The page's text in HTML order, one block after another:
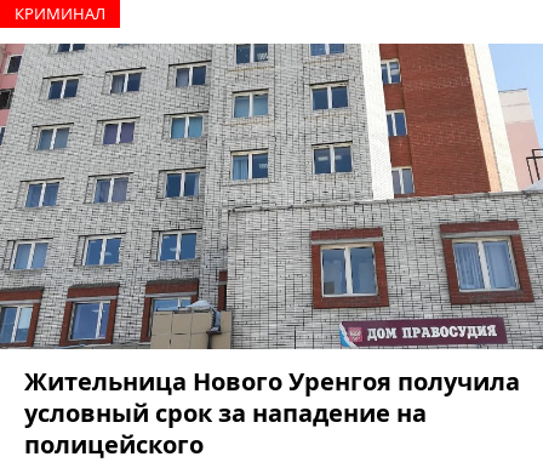
КРИМИНАЛ
Жительница Нового Уренгоя получила
условный срок за нападение на
полицейского